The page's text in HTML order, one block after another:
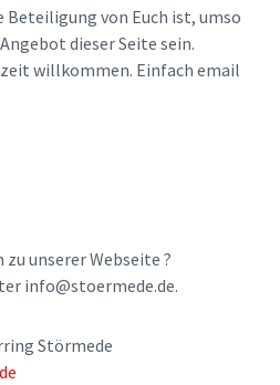
Beteiligung von Euch ist, umso
dieser Seite sein.
willkommen. Einfach email
unserer Webseite ?
info@stoermede.de.
Störmede